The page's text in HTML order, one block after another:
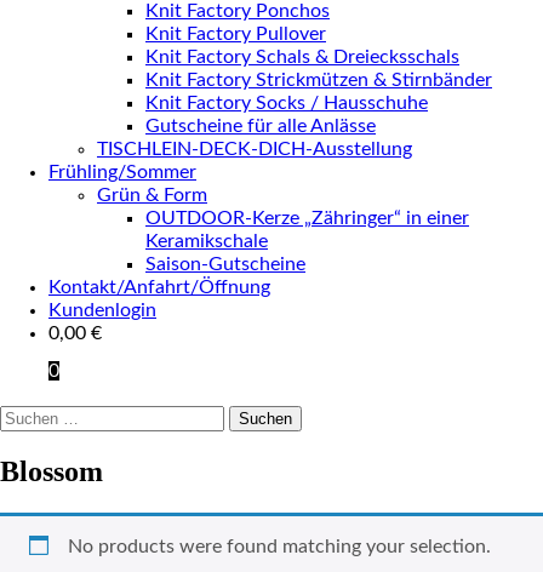
Knit Factory Ponchos
Knit Factory Pullover
Knit Factory Schals & Dreiecksschals
Knit Factory Strickmützen & Stirnbänder
Knit Factory Socks / Hausschuhe
Gutscheine für alle Anlässe
TISCHLEIN-DECK-DICH-Ausstellung
Frühling/Sommer
Grün & Form
OUTDOOR-Kerze „Zähringer“ in einer
Keramikschale
Saison-Gutscheine
Kontakt/Anfahrt/Öffnung
Kundenlogin
0,00 €
0
Suchen
Blossom
No products were found matching your selection.